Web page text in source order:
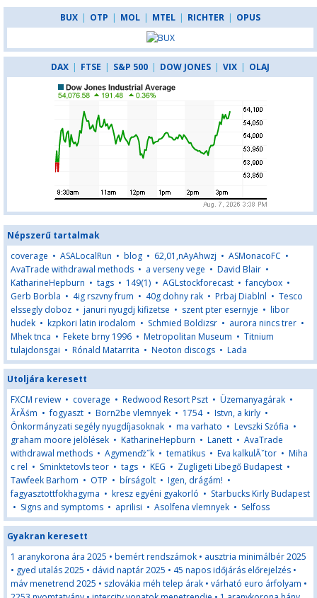
BUX | OTP | MOL | MTEL | RICHTER | OPUS
DAX | FTSE | S&P 500 | DOW JONES | VIX | OLAJ
Népszerű tartalmak
coverage • ASALocalRun • blog • 62,01,nAyAhwzj • ASMonacoFC •
AvaTrade withdrawal methods • a verseny vege • David Blair •
KatharineHepburn • tags • 149(1) • AGLstockforecast •fancybox •
Gerb Borbla • 4ig rszvny frum • 40g dohny rak • Prbaj Diablnl • Tesco
elssegly doboz • januri nyugdj kifizetse • szent pter esernyje • libor
hudek • kzpkori latin irodalom • Schmied Boldizsr • aurora nincs trer •
Mhek tnca • Fekete brny 1996 • Metropolitan Museum • Titnium
tulajdonsgai • Rónald Matarrita • Neoton discogs • Lada
Utoljára keresett
FXCM review • coverage • Redwood Resort Pszt • Üzemanyagárak •
ĂrĂśm •fogyaszt • Born2be vlemnyek • 1754• Istvn, a kirly •
Önkormányzati segély nyugdíjasoknak • ma varhato • Levszki Szófia •
graham moore jelölések • KatharineHepburn • Lanett • AvaTrade
withdrawal methods • Agymenďż˝k • tematikus • Eva kalkulĂˇtor • Miha
c rel • Sminktetovls teor • tags • KEG • Zugligeti Libegő Budapest •
Tawfeek Barhom • OTP • bírságolt • Igen, drágám! •
fagyasztottfokhagyma • kresz egyéni gyakorló • Starbucks Kirly Budapest
• Signs and symptoms • aprilisi • Asolfena vlemnyek • Selfoss
Gyakran keresett
1 aranykorona ára 2025 • bemért rendszámok • ausztria minimálbér 2025
• gyed utalás 2025 • dávid naptár 2025 • 45 napos időjárás előrejelzés •
máv menetrend 2025 • szlovákia méh telep árak • várható euro árfolyam •